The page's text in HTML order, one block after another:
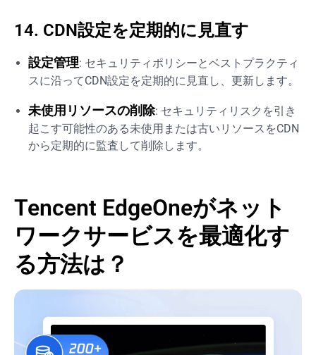
14. CDN設定を定期的に見直す
設定管理: セキュリティポリシーとベストプラクティ
スに沿ってCDN設定を定期的に見直し、更新します。
未使用リソースの削除: セキュリティリスクを引き
起こす可能性のある未使用または古いリソースをCDN
から定期的に監査して削除します。
Tencent EdgeOneがネット
ワークサービスを最適化す
る方法は？